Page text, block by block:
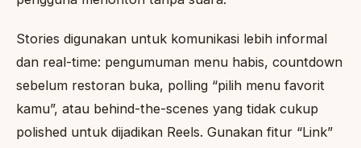
Stories digunakan untuk komunikasi lebih informal
dan real-time: pengumuman menu habis, countdown
sebelum restoran buka, polling “pilih menu favorit
kamu”, atau behind-the-scenes yang tidak cukup
polished untuk dijadikan Reels. Gunakan fitur “Link”